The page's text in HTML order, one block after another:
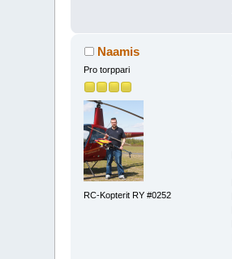
Naamis
Pro torppari
RC-Kopterit RY #0252